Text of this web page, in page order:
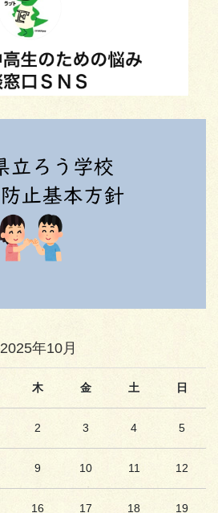
2025年10月
木 金 土 日
2 3 4 5
9 10 11 12
16 17 18 19